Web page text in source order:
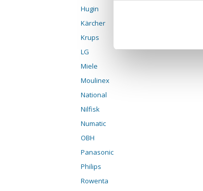
Hugin
Kärcher
Krups
LG
Miele
Moulinex
National
Nilfisk
Numatic
OBH
Panasonic
Philips
Rowenta